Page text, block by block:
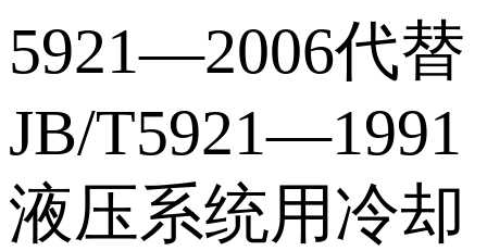
5921—2006代替
JB/T5921—1991
液压系统用冷却